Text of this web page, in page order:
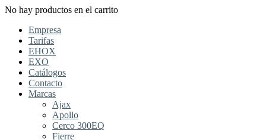
No hay productos en el carrito
Empresa
Tarifas
EHOX
EXO
Catálogos
Contacto
Marcas
Ajax
Apollo
Cerco 300EQ
Fierre